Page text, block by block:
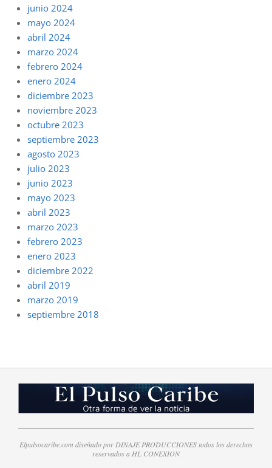
junio 2024
mayo 2024
abril 2024
marzo 2024
febrero 2024
enero 2024
diciembre 2023
noviembre 2023
octubre 2023
septiembre 2023
agosto 2023
julio 2023
junio 2023
mayo 2023
abril 2023
marzo 2023
febrero 2023
enero 2023
diciembre 2022
abril 2019
marzo 2019
septiembre 2018
Elpulsocaribe.com diseñado por DINAJE PRODUCCIONES todos los derechos
reservados a HL CONEXION